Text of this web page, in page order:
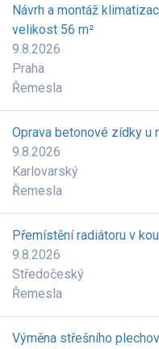
Návrh a montáž
velikost 56 m²
9.8.2026
Praha
Řemesla
Oprava betonové zídky u
9.8.2026
Karlovarský
Řemesla
Přemístění radiátoru v
9.8.2026
Středočeský
Řemesla
Výměna střešního